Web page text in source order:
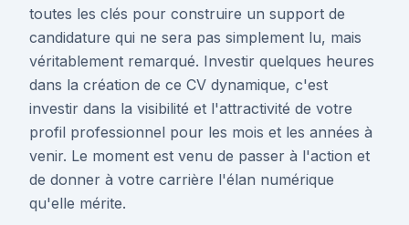
toutes les clés pour construire un support de
candidature qui ne sera pas simplement lu, mais
véritablement remarqué. Investir quelques heures
dans la création de ce CV dynamique, c'est
investir dans la visibilité et l'attractivité de votre
profil professionnel pour les mois et les années à
venir. Le moment est venu de passer à l'action et
de donner à votre carrière l'élan numérique
qu'elle mérite.